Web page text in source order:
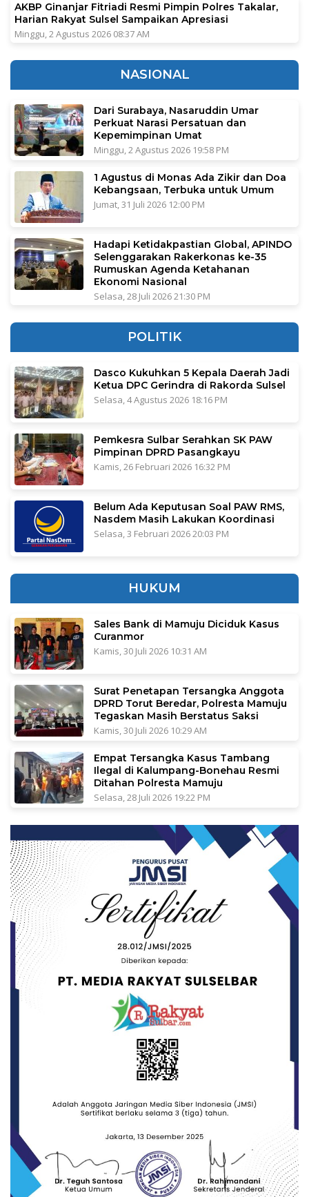
AKBP Ginanjar Fitriadi Resmi Pimpin Polres Takalar,
Harian Rakyat Sulsel Sampaikan Apresiasi
Minggu, 2 Agustus 2026 08:37 AM
NASIONAL
Dari Surabaya, Nasaruddin Umar
Perkuat Narasi Persatuan dan
Kepemimpinan Umat
Minggu, 2 Agustus 2026 19:58 PM
1 Agustus di Monas Ada Zikir dan Doa
Kebangsaan, Terbuka untuk Umum
Jumat, 31 Juli 2026 12:00 PM
Hadapi Ketidakpastian Global, APINDO
Selenggarakan Rakerkonas ke-35
Rumuskan Agenda Ketahanan
Ekonomi Nasional
Selasa, 28 Juli 2026 21:30 PM
POLITIK
Dasco Kukuhkan 5 Kepala Daerah Jadi
Ketua DPC Gerindra di Rakorda Sulsel
Selasa, 4 Agustus 2026 18:16 PM
Pemkesra Sulbar Serahkan SK PAW
Pimpinan DPRD Pasangkayu
Kamis, 26 Februari 2026 16:32 PM
Belum Ada Keputusan Soal PAW RMS,
Nasdem Masih Lakukan Koordinasi
Selasa, 3 Februari 2026 20:03 PM
HUKUM
Sales Bank di Mamuju Diciduk Kasus
Curanmor
Kamis, 30 Juli 2026 10:31 AM
Surat Penetapan Tersangka Anggota
DPRD Torut Beredar, Polresta Mamuju
Tegaskan Masih Berstatus Saksi
Kamis, 30 Juli 2026 10:29 AM
Empat Tersangka Kasus Tambang
Ilegal di Kalumpang-Bonehau Resmi
Ditahan Polresta Mamuju
Selasa, 28 Juli 2026 19:22 PM